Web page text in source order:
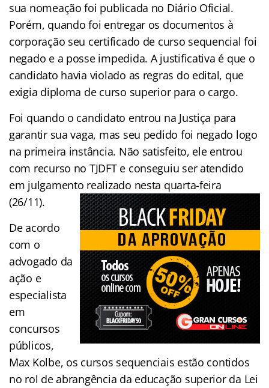
sua nomeação foi publicada no Diário Oficial.
Porém, quando foi entregar os documentos à
corporação seu certificado de curso sequencial foi
negado e a posse impedida. A justificativa é que o
candidato havia violado as regras do edital, que
exigia diploma de curso superior para o cargo.
Foi quando o candidato entrou na Justiça para
garantir sua vaga, mas seu pedido foi negado logo
na primeira instância. Não satisfeito, ele entrou
com recurso no TJDFT e conseguiu ser atendido
em julgamento realizado nesta quarta-feira
(26/11).
De acordo
com o
advogado da
ação e
especialista
em
concursos
públicos,
Max Kolbe, os cursos sequenciais estão contidos
no rol de abrangência da educação superior da Lei